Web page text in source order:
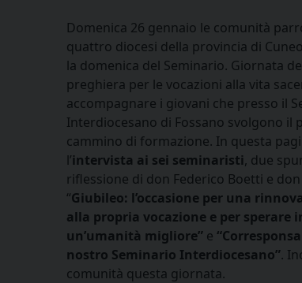
Domenica 26 gennaio le comunità
quattro diocesi della provincia di
la domenica del Seminario. Giornata
preghiera per le vocazioni alla vita
accompagnare i giovani che presso il
Interdiocesano di Fossano svolgono il
cammino di formazione. In questa
l’intervista ai sei seminaristi, due
riflessione di don Federico Boetti e
“Giubileo: l’occasione per una
alla propria vocazione e per sperare
un’umanità migliore” e
nostro Seminario Interdiocesano”.
comunità questa giornata.